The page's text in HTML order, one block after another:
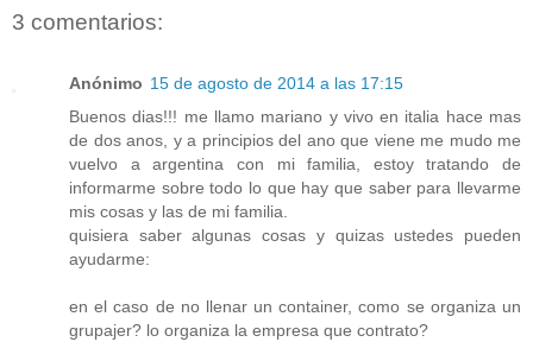
3 comentarios:
Anónimo 15 de agosto de 2014 a las 17:15
Buenos dias!!! me llamo mariano y vivo en italia hace mas
de dos anos, y a principios del ano que viene me mudo me
vuelvo a argentina con mi familia, estoy tratando de
informarme sobre todo lo que hay que saber para llevarme
mis cosas y las de mi familia.
quisiera saber algunas cosas y quizas ustedes pueden
ayudarme:
en el caso de no llenar un container, como se organiza un
grupajer? lo organiza la empresa que contrato?